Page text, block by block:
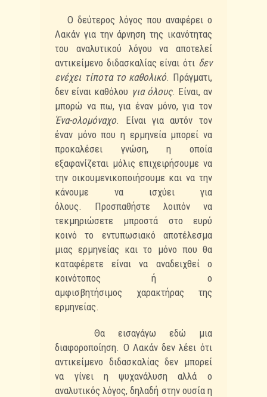
Ο δεύτερος λόγος που αναφέρει ο
Λακάν για την άρνηση της ικανότητας
του αναλυτικού λόγου να αποτελεί
αντικείμενο διδασκαλίας είναι ότι δεν
ενέχει τίποτα το καθολικό. Πράγματι,
δενείναι καθόλου για όλους. Είναι, αν
μπορώ να πω, για έναν μόνο, για τον
Ένα-ολομόναχο. Είναι γιααυτόν τον
έναν μόνο που η ερμηνεία μπορεί να
προκαλέσει γνώση, η οποία
εξαφανίζεται μόλιςεπιχειρήσουμε να
την οικουμενικοποιήσουμε και να την
κάνουμε να ισχύει για
όλους. Προσπαθήστε λοιπόν να
τεκμηριώσετε μπροστά στο ευρύ
κοινό το εντυπωσιακό αποτέλεσμα
μιαςερμηνείας και το μόνο που θα
καταφέρετε είναι να αναδειχθεί ο
κοινότοπος ή ο
αμφισβητήσιμος χαρακτήρας της
ερμηνείας.
Θα εισαγάγω εδώ μια
διαφοροποίηση. Ο Λακάν δεν λέει ότι
αντικείμενο διδασκαλίας δεν μπορεί
να γίνει η ψυχανάλυση αλλά ο
αναλυτικός λόγος, δηλαδή στην ουσία η